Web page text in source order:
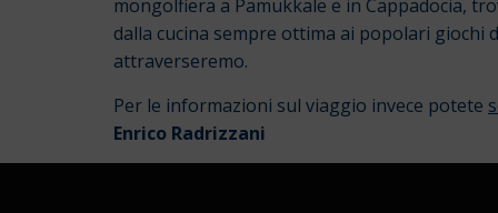
mongolfiera a Pamukkale e in Cappadocia,
dalla cucina sempre ottima ai popolari giochi
attraverseremo.
Per le informazioni sul viaggio invece potete
Enrico Radrizzani